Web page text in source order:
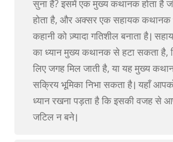
सुना है? इसमें एक मुख्य कथानक होता है
होता है, और अक्सर एक सहायक कथानक
कहानी को ज़्यादा गतिशील बनाता है।
का ध्यान मुख्य कथानक से हटा सकता है,
लिए जगह मिल जाती है, या यह मुख्य
सक्रिय भूमिका निभा सकता है। यहाँ
ध्यान रखना पड़ता है कि इसकी वजह से
जटिल न बने।